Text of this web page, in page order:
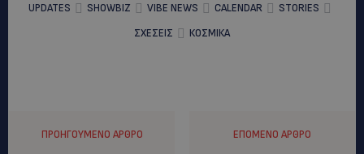
UPDATES SHOWBIZ VIBE NEWS CALENDAR
STORIES
ΣΧΕΣΕΙΣ
ΚΟΣΜΙΚΑ
ΠΡΟΗΓΟΎΜΕΝΟ ΆΡΘΡΟ ΕΠΌΜΕΝΟ ΆΡΘΡΟ